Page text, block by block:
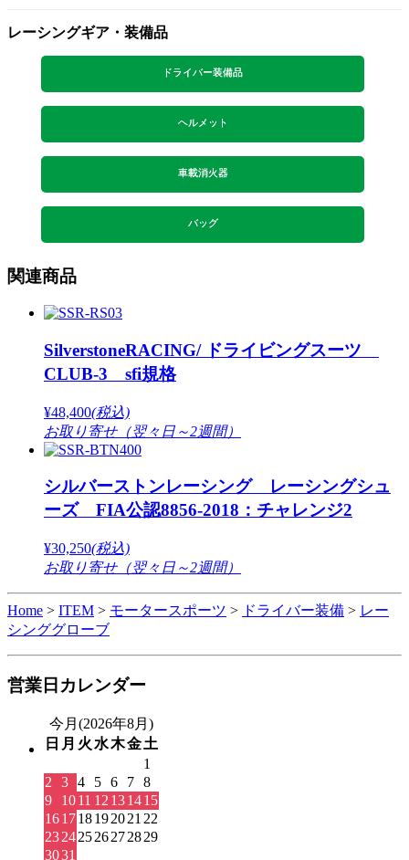
レーシングギア・装備品
ドライバー装備品
ヘルメット
車載消火器
バッグ
関連商品
SilverstoneRACING/ ドライビングスーツ
CLUB-3 sfi規格
¥48,400(税込)
お取り寄せ（翌々日～2週間）
シルバーストンレーシング レーシングシュ
ーズ FIA公認8856-2018：チャレンジ2
¥30,250(税込)
お取り寄せ（翌々日～2週間）
Home > ITEM > モータースポーツ > ドライバー装備 > レー
シンググローブ
営業日カレンダー
今月(2026年8月)
日 月 火 水木金土
1
2
3 4 5 6 7 8
9
1011 12 131415
161718192021 22
23242526272829
3031